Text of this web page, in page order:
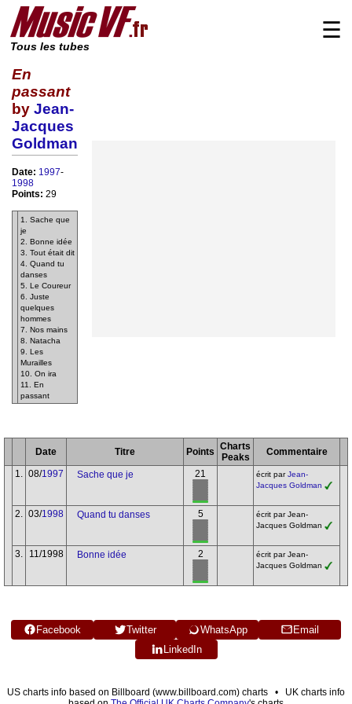
Tous les tubes
☰
En
passant
by Jean-
Jacques
Goldman
Date: 1997-
1998
Points: 29
1. Sache que
je
2. Bonne idée
3. Tout était dit
4. Quand tu
danses
5. Le Coureur
6. Juste
quelques
hommes
7. Nos mains
8. Natacha
9. Les
Murailles
10. On ira
11. En
passant
Date Titre Points Charts
Peaks
Commentaire
1.
08/1997 Sache que je 21 écrit parJean-
Jacques Goldman
2. 03/1998 Quand tu danses 5
écrit par Jean-
Jacques Goldman
3. 11/1998 Bonne idée 2
écrit par Jean-
Jacques Goldman
Facebook Twitter WhatsApp
Email
LinkedIn
US charts info based on Billboard (www.billboard.com) charts • UK charts info